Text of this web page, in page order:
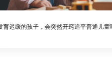
孩子，会突然开窍追平普通儿童吗？